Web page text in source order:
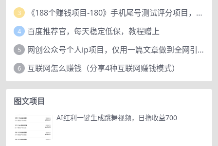
3 《188个赚钱项目-180》手机尾号测试评分项目，短视频直播日赚200+
4 百度推荐官，每天稳定低保，教程赠上
5 网创公众号个人ip项目，仅用一篇文章做到全网引流！
6 互联网怎么赚钱（分享4种互联网赚钱模式）
图文项目
AI红利一键生成跳舞视频，日撸收益700